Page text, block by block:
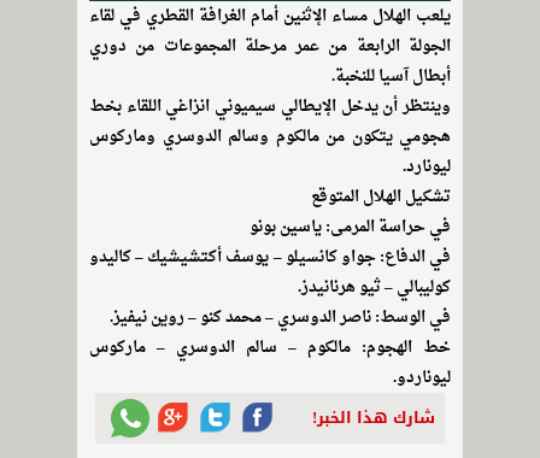
يلعب الهلال مساء الإثنين أمام الغرافة القطري في لقاء
الجولة الرابعة من عمر مرحلة المجموعات من دوري
أبطال آسيا للنخبة.
وينتظر أن يدخل الإيطالي سيميوني انزاغي اللقاء بخط
هجومي يتكون من مالكوم وسالم الدوسري وماركوس
ليونارد.
تشكيل الهلال المتوقع
في حراسة المرمى: ياسين بونو
في الدفاع: جواو كانسيلو – يوسف أكتشيشيك – كاليدو
كوليبالي – ثيو هرنانيدز.
في الوسط: ناصر الدوسري – محمد كنو – روين نيفيز.
خط الهجوم: مالكوم – سالم الدوسري – ماركوس
ليوناردو.
شارك هذا الخبر!